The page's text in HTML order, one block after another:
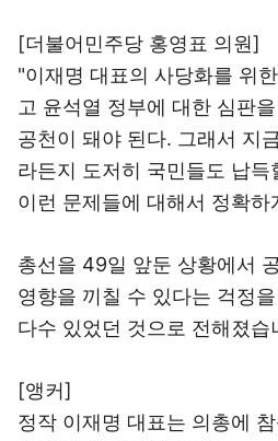
[더불어민주당 홍영표 의원]
"이재명 대표의 사당화를 위
고 윤석열 정부에 대한 심판
공천이 돼야 된다. 그래서 지
라든지 도저히 국민들도 납
이런 문제들에 대해서 정확
총선을 49일 앞둔 상황에서
영향을 끼칠 수 있다는 걱정
다수 있었던 것으로 전해졌습
[앵커]
정작 이재명 대표는 의총에